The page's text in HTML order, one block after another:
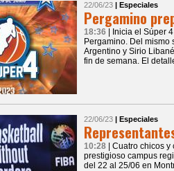
22/06/23 | Especiales
Pergamino
18:36
| Inicia el Súper
Pergamino. Del
Argentino y Sirio
fin de semana. El
22/06/23 | Especiales
10:28
| Cuatro chicos
prestigioso campus
del 22 al 25/06 en